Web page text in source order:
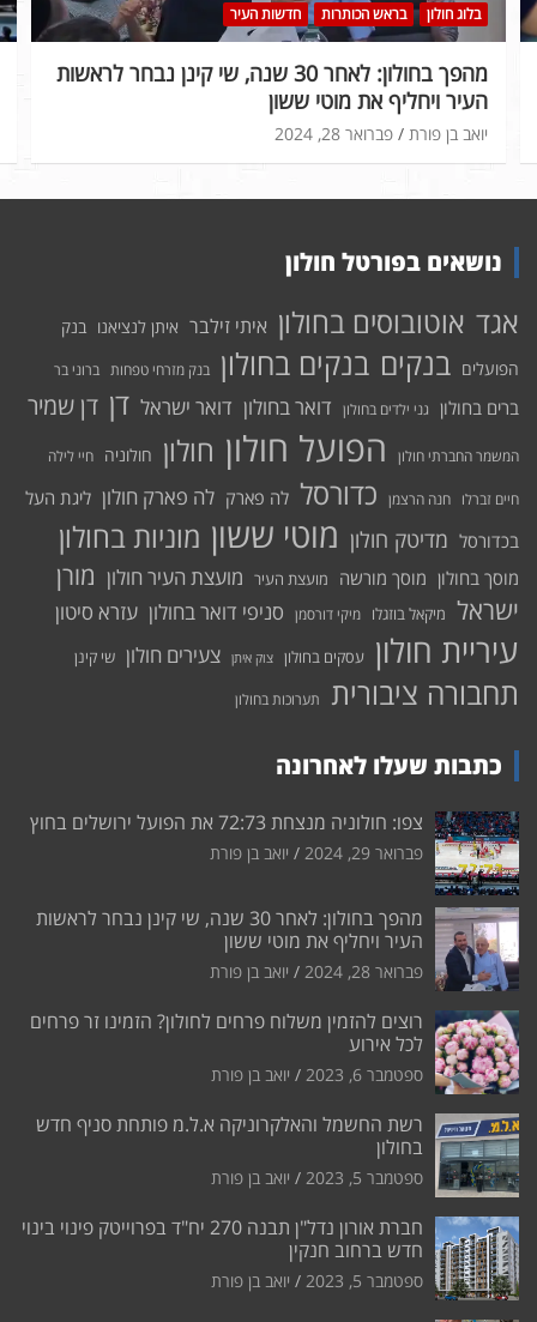
בלוג חולון בראש הכותרות חדשות העיר
מהפך בחולון: לאחר 30 שנה, שי קינן נבחר לראשות
העיר ויחליף את מוטי ששון
פברואר 28, 2024 יואב בן פורת
נושאים בפורטל חולון
אגד אוטובוסים בחולון איתי זילבר איתן לנציאנו בנק
הפועלים בנקים בנקים בחולון בנק מזרחי טפחות ברוני בר
ברים בחולון גני ילדים בחולון דואר בחולון דואר ישראל דן דן שמיר
המשמר החברתי חולון הפועל חולון חולון חולוניה חיי לילה
חיים זברלו חנה הרצמן כדורסל לה פארק לה פארק חולון ליגת העל
בכדורסל מדיטק חולון מוטי ששון מוניות בחולון
מוסך בחולון מוסך מורשה מועצת העיר מועצת העיר חולון מורן
ישראל מיקאל בוזגלו מיקי דורסמן סניפי דואר בחולון עזרא סיטון
עיריית חולון עסקים בחולון צוק איתן צעירים חולון שי קינן
תחבורה ציבורית תערוכות בחולון
כתבות שעלו לאחרונה
צפו: חולוניה מנצחת 72:73 את הפועל ירושלים בחוץ
פברואר 29, 2024 יואב בן פורת
מהפך בחולון: לאחר 30 שנה, שי קינן נבחר לראשות
העיר ויחליף את מוטי ששון
פברואר 28, 2024 יואב בן פורת
רוצים להזמין משלוח פרחים לחולון? הזמינו זר פרחים
לכל אירוע
ספטמבר 6, 2023 יואב בן פורת
רשת החשמל והאלקרוניקה א.ל.מ פותחת סניף חדש
בחולון
ספטמבר 5, 2023 יואב בן פורת
חברת אורון נדל"ן תבנה 270 יח"ד בפרוייטק פינוי בינוי
חדש ברחוב חנקין
ספטמבר 5, 2023 יואב בן פורת